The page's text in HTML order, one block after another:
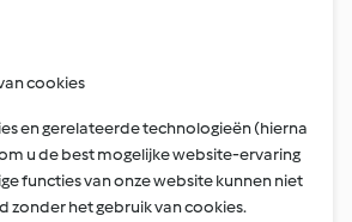
cookies
en gerelateerde technologieën (hierna
u de best mogelijke website-ervaring
functies van onze website kunnen niet
zonder het gebruik van cookies.